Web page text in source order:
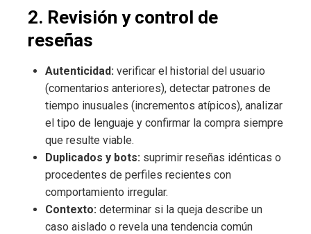
2. Revisión y control de
reseñas
Autenticidad: verificar el historial del usuario
(comentarios anteriores), detectar patrones de
tiempo inusuales (incrementos atípicos), analizar
el tipo de lenguaje y confirmar la compra siempre
que resulte viable.
Duplicados y bots: suprimir reseñas idénticas o
procedentes de perfiles recientes con
comportamiento irregular.
Contexto: determinar si la queja describe un
caso aislado o revela una tendencia común